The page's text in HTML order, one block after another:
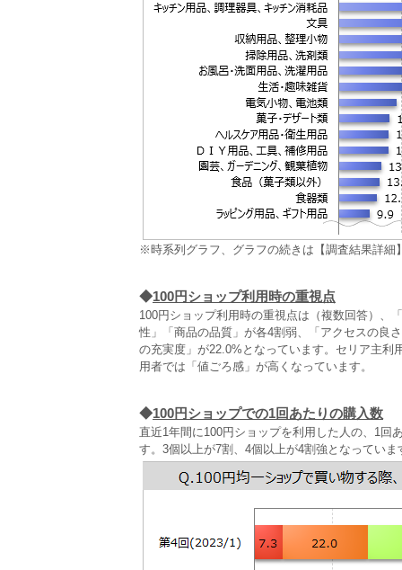
※時系列グラフ、グラフの続きは【調査結果詳細
◆100円ショップ利用時の重視点
100円ショップ利用時の重視点は（複数回答）、
性」「商品の品質」が各4割弱、「アクセスの良
の充実度」が22.0%となっています。セリア主利
用者では「値ごろ感」が高くなっています。
◆100円ショップでの1回あたりの購入数
直近1年間に100円ショップを利用した人の、1回
す。3個以上が7割、4個以上が4割強となってい